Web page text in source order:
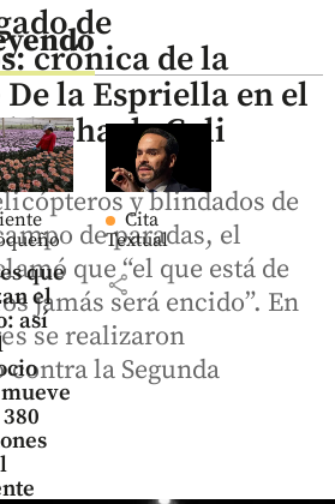
que
el
así
Cita
Textual
share
de
crónica de la
la Espriella en el
de Cali
y blindados de
de paradas, el
que “el que está de
jamás será encido”. En
se realizaron
la Segunda